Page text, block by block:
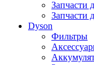
Запчасти
Запчасти
Dyson
Фильтры